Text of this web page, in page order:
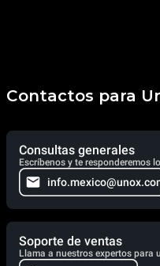
Contactos para
Consultas generales
Escríbenos y te responderemos
Soporte de ventas
Llama a nuestros expertos para